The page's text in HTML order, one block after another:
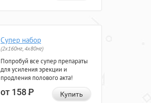
Супер набор
(2х160мг, 4х80мг)
Попробуй все супер препараты
для усиления эрекции и
продления полового акта!
от 158Р Купить